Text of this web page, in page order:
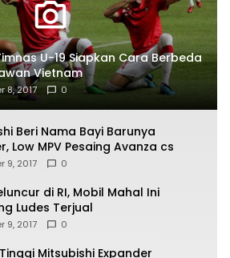
U-19 Siapkan Cara Berbeda
Vietnam
8, 2017 0
Beri Nama Bayi Barunya
Low MPV Pesaing Avanza cs
9, 2017 0
di RI, Mobil Mahal Ini
Ludes Terjual
9, 2017 0
Mitsubishi Expander